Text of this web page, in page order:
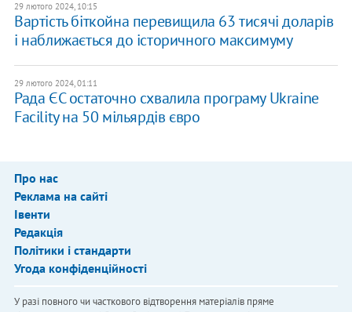
29 лютого 2024, 10:15
Вартість біткойна перевищила 63 тисячі доларів
і наближається до історичного максимуму
29 лютого 2024, 01:11
Рада ЄС остаточно схвалила програму Ukraine
Facility на 50 мільярдів євро
Про нас
Реклама на сайті
Івенти
Редакція
Політики і стандарти
Угода конфіденційності
У разі повного чи часткового відтворення матеріалів пряме